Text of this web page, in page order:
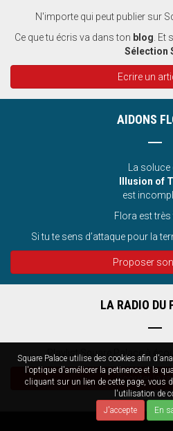
Square Palace utilise des cookies afin
l'optique d'améliorer la petinence et la
cliquant sur un lien de cette page, vous
l'utilisation de
J'accepte
En
N'importe qui peut publier sur
Ce que tu écris va dans ton blog. Et
Sélection
Ecrire un
AIDONS
La soluce
Illusion of
est
Flora est très
Si tu te sens d’attaque pour la
Proposer
LA RADIO DU
Playlist Square Palace à
Écouter la